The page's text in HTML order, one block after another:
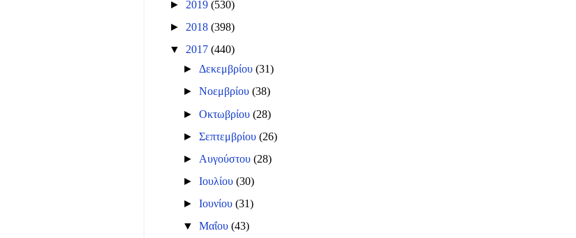
► 2019 (530)
► 2018 (398)
▼ 2017 (440)
► Δεκεμβρίου(31)
►Νοεμβρίου(38)
►Οκτωβρίου(28)
►Σεπτεμβρίου(26)
► Αυγούστου(28)
►Ιουλίου(30)
►Ιουνίου(31)
▼Μαΐου(43)